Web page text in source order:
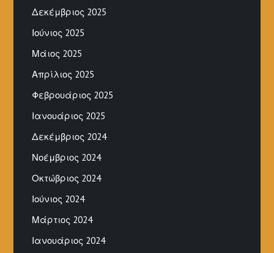
Δεκέμβριος 2025
Ιούνιος 2025
Μάιος 2025
Απρίλιος 2025
Φεβρουάριος 2025
Ιανουάριος 2025
Δεκέμβριος 2024
Νοέμβριος 2024
Οκτώβριος 2024
Ιούνιος 2024
Μάρτιος 2024
Ιανουάριος 2024